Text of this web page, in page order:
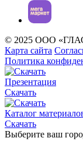
© 2025 ООО
Карта сайта
Политика
Презентация
Скачать
Каталог
Скачать
Выберите ваш